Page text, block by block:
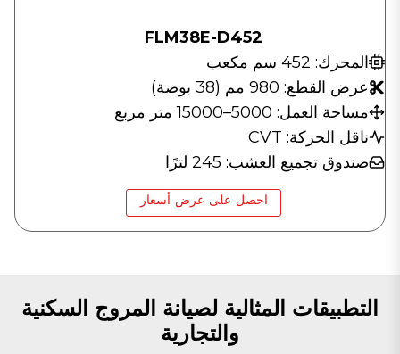
FLM38E-D452
المحرك: 452 سم مكعب
عرض القطع: 980 مم (38 بوصة)
مساحة العمل: 5000–15000 متر مربع
ناقل الحركة: CVT
صندوق تجميع العشب: 245 لترًا
احصل على عرض أسعار
التطبيقات المثالية لصيانة المروج السكنية
والتجارية